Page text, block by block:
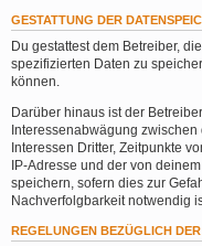
GESTATTUNG DER
Du gestattest dem Betreiber,
spezifizierten Daten zu
können.
Darüber hinaus ist der
Interessenabwägung
Interessen Dritter, Zeitpunkte
IP-Adresse und der von
speichern, sofern dies zur
Nachverfolgbarkeit notwendig
REGELUNGEN BEZÜGLICH